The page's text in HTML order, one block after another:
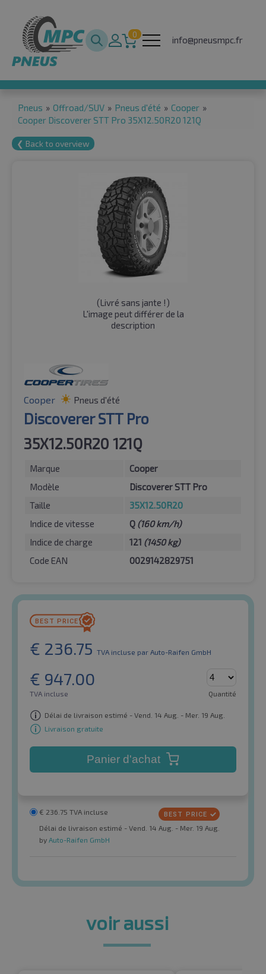
0
info@pneusmpc.fr
Pneus » Offroad/SUV » Pneus d'été » Cooper »
Cooper Discoverer STT Pro 35X12.50R20 121Q
❮ Back to overview
(Livré sans jante !)
L'image peut différer de la
description
Cooper Pneus d'été
Discoverer STT Pro
35X12.50R20 121Q
Marque
Cooper
Modèle
Discoverer STT Pro
Taille
35X12.50R20
Indice de vitesse
Q (160 km/h)
Indice de charge
121 (1450 kg)
Code EAN
0029142829751
€ 236.75 TVA incluse par Auto-Raifen GmbH
€ 947.00
TVA incluse Quantité
Délai de livraison estimé - Vend. 14 Aug. - Mer. 19 Aug.
Livraison gratuite
Panier d'achat
€ 236.75 TVA incluse
Délai de livraison estimé - Vend. 14 Aug. - Mer. 19 Aug.
by Auto-Raifen GmbH
voir aussi